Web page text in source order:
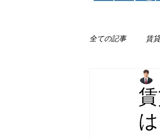
全ての記事 賃
リノベーショ